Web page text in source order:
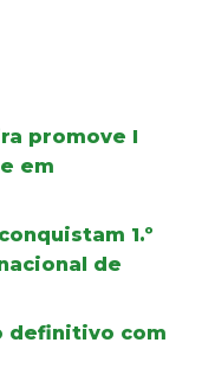
promove I
em
1.º
de
definitivo com